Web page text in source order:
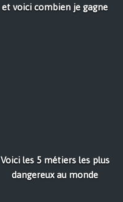
et voici combien je gagne
Voici les 5 métiers les plus
dangereux au monde